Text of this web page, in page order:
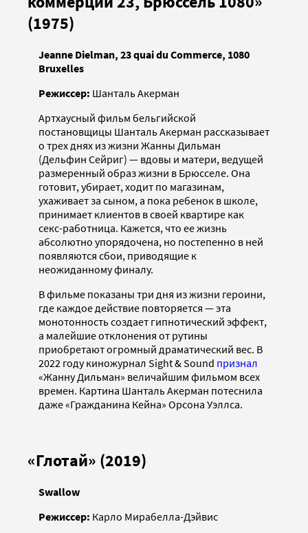
(1975)
Jeanne Dielman, 23 quai du Commerce, 1080
Bruxelles
Режиссер: Шанталь Акерман
Артхаусный фильм бельгийской
постановщицы Шанталь Акерман рассказывает
о трех днях из жизни Жанны Дильман
(Дельфин Сейриг) — вдовы и матери, ведущей
размеренный образ жизни в Брюсселе. Она
готовит, убирает, ходит по магазинам,
ухаживает за сыном, а пока ребенок в школе,
принимает клиентов в своей квартире как
секс-работница. Кажется, что ее жизнь
абсолютно упорядочена, но постепенно в ней
появляются сбои, приводящие к
неожиданному финалу.
В фильме показаны три дня из жизни героини,
где каждое действие повторяется — эта
монотонность создает гипнотический эффект,
а малейшие отклонения от рутины
приобретают огромный драматический вес. В
2022 году киножурнал Sight & Sound признал
«Жанну Дильман» величайшим фильмом всех
времен. Картина Шанталь Акерман потеснила
даже «Гражданина Кейна» Орсона Уэллса.
«Глотай» (2019)
Swallow
Режиссер: Карло Мирабелла-Дэйвис